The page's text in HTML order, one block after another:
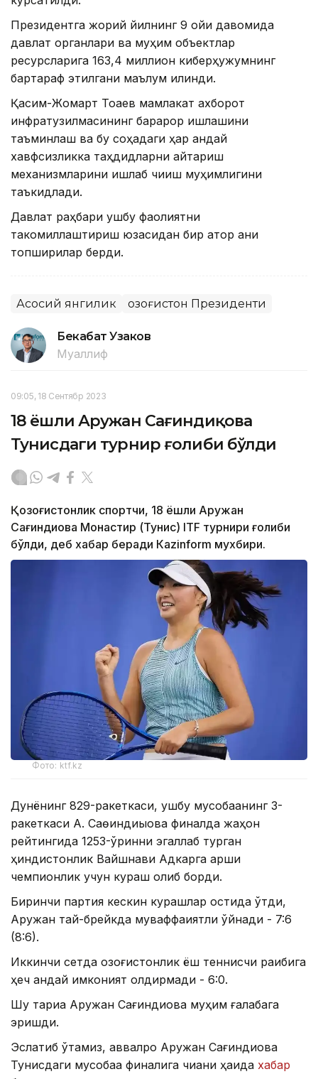
Президентга жорий йилнинг 9 ойи давомида
давлат органлари ва муҳим объектлар
ресурсларига 163,4 миллион киберҳужумнинг
бартараф этилгани маълум қилинди.
Қасим-Жомарт Тоқаев мамлакат ахборот
инфратузилмасининг барқарор ишлашини
таъминлаш ва бу соҳадаги ҳар қандай
хавфсизликка таҳдидларни қайтариш
механизмларини ишлаб чиқиш муҳимлигини
таъкидлади.
Давлат раҳбари ушбу фаолиятни
такомиллаштириш юзасидан бир қатор аниқ
топшириқлар берди.
Асосий янгилик Қозоғистон Президенти
Бекабат Узаков
Муаллиф
09:05, 18 Сентябр 2023
18 ёшли Аружан Сағиндиқова
Тунисдаги турнир ғолиби бўлди
Қозоғистонлик спортчи, 18 ёшли Аружан
Сағиндиқова Монастир (Тунис) ITF турнири ғолиби
бўлди, деб хабар беради Каzinform мухбири.
Фото: ktf.kz
Дунёнинг 829-ракеткаси, ушбу мусобақанинг 3-
ракеткаси А. Саөиндиыова финалда жаҳон
рейтингида 1253-ўринни эгаллаб турган
ҳиндистонлик Вайшнави Адкарга қарши
чемпионлик учун кураш олиб борди.
Биринчи партия кескин курашлар остида ўтди,
Аружан тай-брейкда муваффақиятли ўйнади - 7:6
(8:6).
Иккинчи сетда қозоғистонлик ёш теннисчи рақибига
ҳеч қандай имконият қолдирмади - 6:0.
Шу тариқа Аружан Сағиндиқова муҳим ғалабага
эришди.
Эслатиб ўтамиз, аввалроқ Аружан Сағиндиқова
Тунисдаги мусобақа финалига чиққани ҳақида хабар